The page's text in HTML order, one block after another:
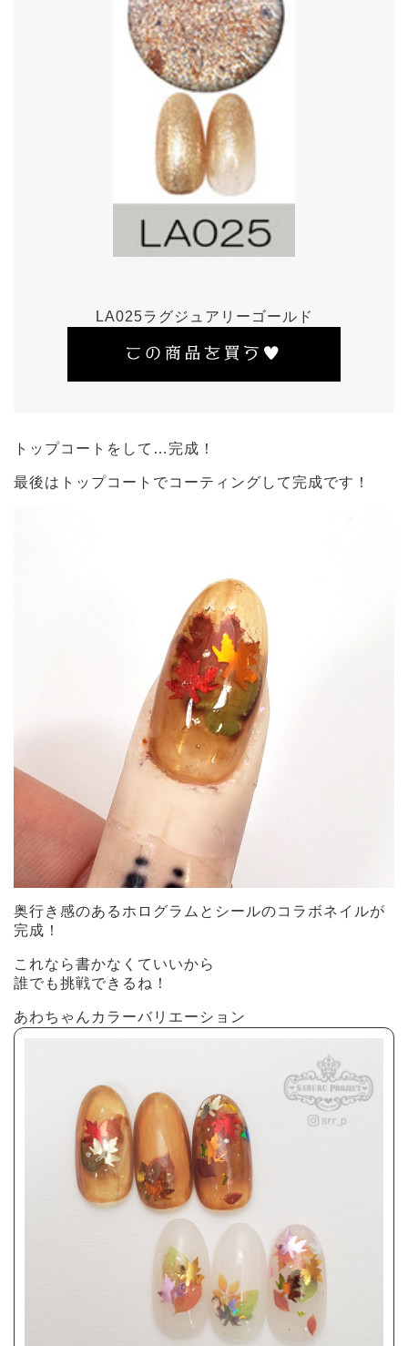
LA025ラグジュアリーゴールド
トップコートをして…完成！
最後はトップコートでコーティングして完成です！
奥行き感のあるホログラムとシールのコラボネイルが
完成！
これなら書かなくていいから
誰でも挑戦できるね！
あわちゃんカラーバリエーション